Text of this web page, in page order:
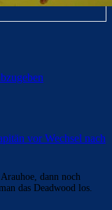
vor Wechsel nach
dann noch
das Deadwood los.